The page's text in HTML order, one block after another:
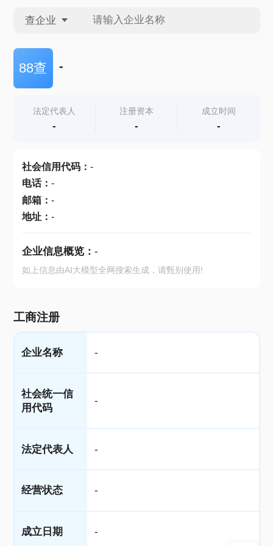
查企业
查企业
查产地
88查 -
法定代表人
-
注册资本
-
成立时间
-
社会信用代码： -
电话： -
邮箱： -
地址： -
企业信息概览： -
如上信息由AI大模型全网搜索生成，请甄别使用!
工商注册
企业名称 -
社会统一信
用代码
-
法定代表人 -
经营状态 -
成立日期 -